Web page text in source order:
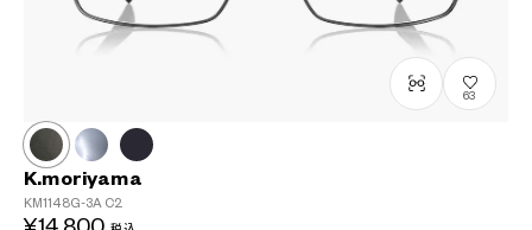
63
K.moriyama
KM1148G-3A C2